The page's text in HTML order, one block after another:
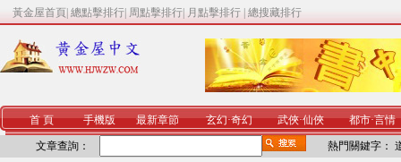
黃金屋首頁 總點擊排行 周點擊排行 月點擊排行 總搜藏排行
首 頁 手機版 最新章節 玄幻·奇幻 武俠·仙俠 都市·言情
文章查詢： 熱門關鍵字：